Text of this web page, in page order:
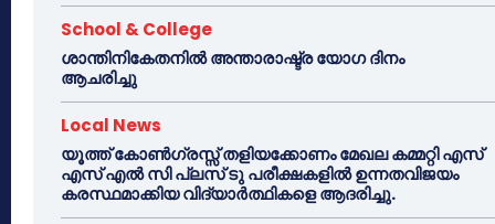
School & College
ശാന്തിനികേതനിൽ അന്താരാഷ്ട്ര യോഗ ദിനം
ആചരിച്ചു
Local News
യൂത്ത് കോൺഗ്രസ്സ് തളിയക്കോണം മേഖല കമ്മറ്റി എസ്
എസ് എൽ സി പ്ലസ് ടു പരീക്ഷകളിൽ ഉന്നതവിജയം
കരസ്ഥമാക്കിയ വിദ്യാർത്ഥികളെ ആദരിച്ചു.